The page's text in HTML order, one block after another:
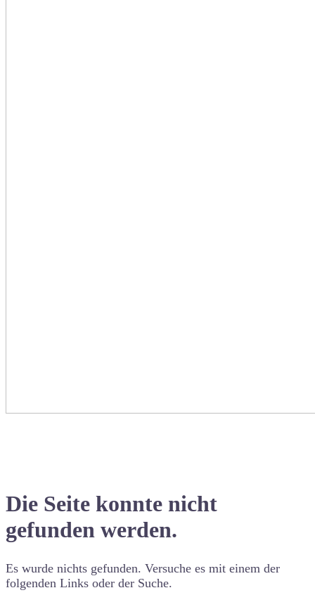
Die Seite konnte nicht
gefunden werden.
Es wurde nichts gefunden. Versuche es mit einem der
folgenden Links oder der Suche.